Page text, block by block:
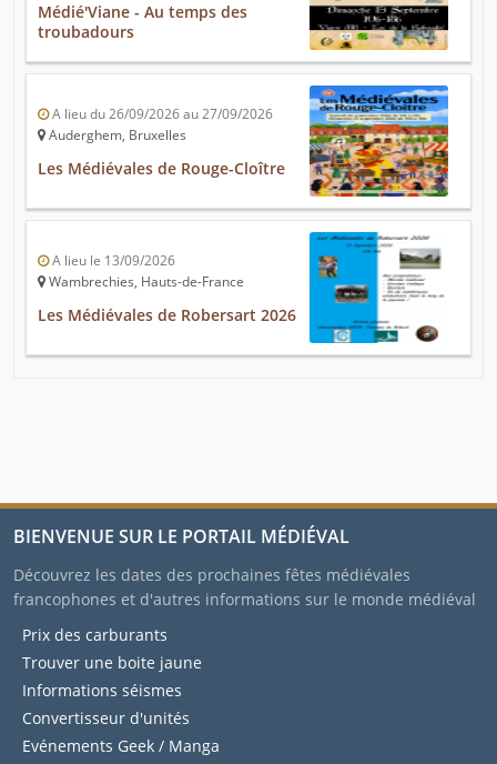
Médié'Viane - Au temps des
troubadours
A lieu du 26/09/2026 au 27/09/2026
Auderghem, Bruxelles
Les Médiévales de Rouge-Cloître
A lieu le 13/09/2026
Wambrechies, Hauts-de-France
Les Médiévales de Robersart 2026
BIENVENUE SUR LE PORTAIL MÉDIÉVAL
Découvrez les dates des prochaines fêtes médiévales
francophones et d'autres informations sur le monde médiéval
Prix des carburants
Trouver une boite jaune
Informations séismes
Convertisseur d'unités
Evénements Geek / Manga